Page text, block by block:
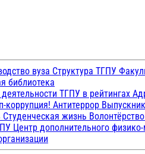
вуза Структура ТГПУ
библиотека
ТГПУ в рейтингах
коррупция! Антитеррор
Студенческая жизнь Волонтёрство
Центр дополнительного